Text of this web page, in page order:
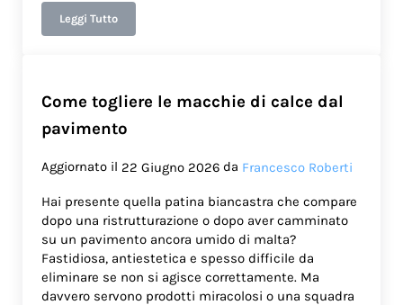
Leggi TuttoCome togliere macchie di mirtillo
Come togliere le macchie di calce dal
pavimento
Aggiornato il 22 Giugno 2026 da Francesco Roberti
Hai presente quella patina biancastra che compare
dopo una ristrutturazione o dopo aver camminato
su un pavimento ancora umido di malta?
Fastidiosa, antiestetica e spesso difficile da
eliminare se non si agisce correttamente. Ma
davvero servono prodotti miracolosi o una squadra